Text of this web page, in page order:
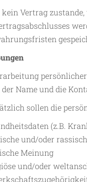
Vertrag
Name und die
sollen die
(z.B.
und/oder
Meinung
und/oder